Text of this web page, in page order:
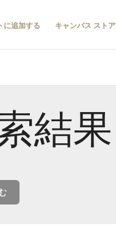
に追加する キャンパス ストア
結果